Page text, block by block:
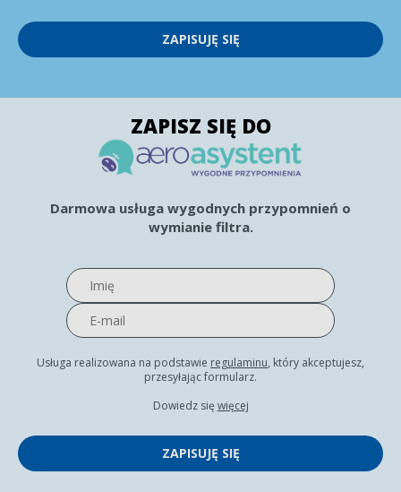
ZAPISUJĘ SIĘ
ZAPISZ SIĘ DO
Darmowa usługa wygodnych przypomnień o
wymianie filtra.
Usługa realizowana na podstawie regulaminu, który akceptujesz,
przesyłając formularz.
Dowiedz się więcej
ZAPISUJĘ SIĘ